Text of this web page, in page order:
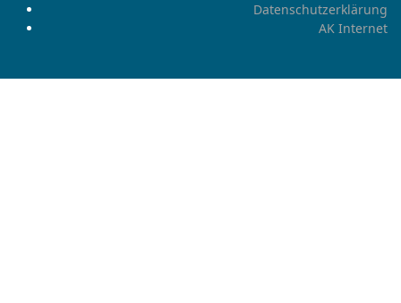
Datenschutzerklärung
AK Internet